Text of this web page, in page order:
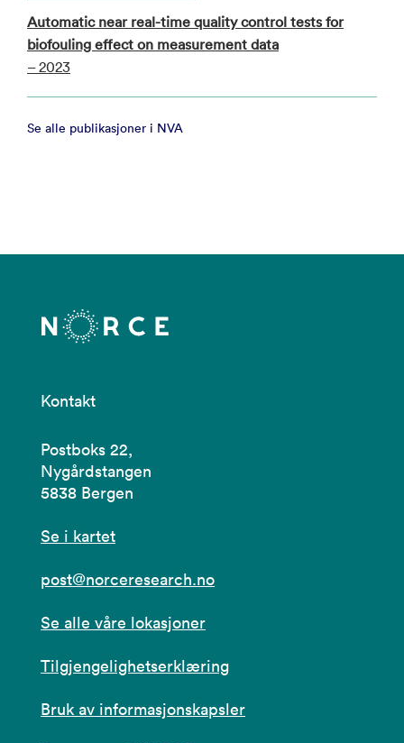
Automatic near real-time quality control tests for
biofouling effect on measurement data
– 2023
Se alle publikasjoner i NVA
Kontakt
Postboks 22,
Nygårdstangen
5838 Bergen
Se i kartet
post@norceresearch.no
Se alle våre lokasjoner
Tilgjengelighetserklæring
Bruk av informasjonskapsler